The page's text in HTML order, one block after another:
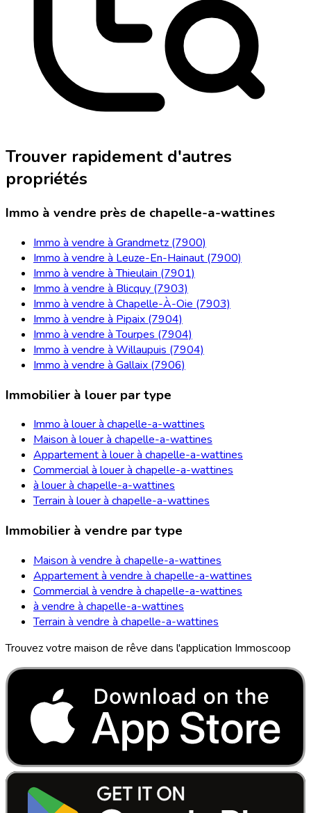
Trouver rapidement d'autres
propriétés
Immo à vendre près de chapelle-a-wattines
Immo à vendre à Grandmetz (7900)
Immo à vendre à Leuze-En-Hainaut (7900)
Immo à vendre à Thieulain (7901)
Immo à vendre à Blicquy (7903)
Immo à vendre à Chapelle-À-Oie (7903)
Immo à vendre à Pipaix (7904)
Immo à vendre à Tourpes (7904)
Immo à vendre à Willaupuis (7904)
Immo à vendre à Gallaix (7906)
Immobilier à louer par type
Immo à louer à chapelle-a-wattines
Maison à louer à chapelle-a-wattines
Appartement à louer à chapelle-a-wattines
Commercial à louer à chapelle-a-wattines
à louer à chapelle-a-wattines
Terrain à louer à chapelle-a-wattines
Immobilier à vendre par type
Maison à vendre à chapelle-a-wattines
Appartement à vendre à chapelle-a-wattines
Commercial à vendre à chapelle-a-wattines
à vendre à chapelle-a-wattines
Terrain à vendre à chapelle-a-wattines
Trouvez votre maison de rêve dans l'application Immoscoop